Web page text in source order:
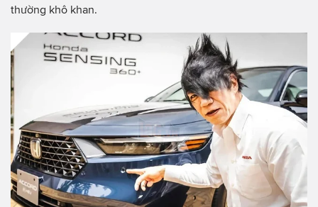
thường khô khan.